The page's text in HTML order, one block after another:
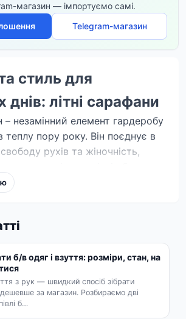
магазин — імпортуємо самі.
Telegram-магазин
стиль для
днів: літні сарафани
– незамінний елемент гардеробу
теплу пору року. Він поєднує в
рухів та жіночність,
до святкових.
сарафана зверніть увагу на
Натуральні тканини, такі як
штапель, забезпечують
та комфорт у спекотну
креп також може
б/в одяг і взуття: розміри, стан, на
з рук — швидкий спосіб зібрати
за магазин. Розбираємо дві
б…